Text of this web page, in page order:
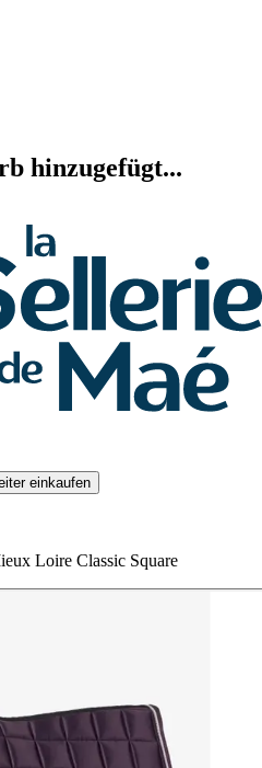
hinzugefügt...
einkaufen
Loire Classic Square